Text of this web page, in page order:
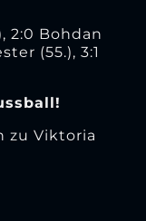
2:0 Bohdan
(55.), 3:1
zu Viktoria